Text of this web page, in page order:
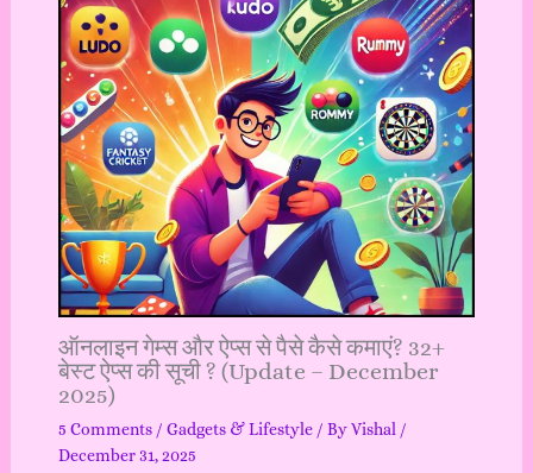
ऑनलाइन गेम्स और ऐप्स से पैसे कैसे कमाएं? 32+
बेस्ट ऐप्स की सूची ? (Update – December
2025)
5 Comments / Gadgets & Lifestyle/ ByVishal /
December 31, 2025